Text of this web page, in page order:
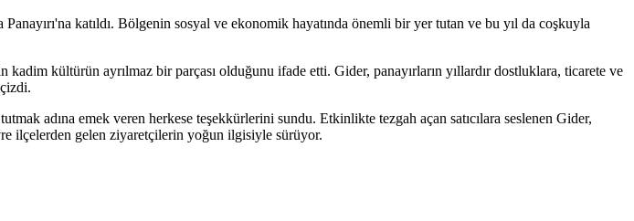
katıldı. Bölgenin sosyal ve ekonomik hayatında önemli bir yer tutan ve bu yıl da coşkuyla
kültürün ayrılmaz bir parçası olduğunu ifade etti. Gider, panayırların yıllardır dostluklara, ticarete ve
adına emek veren herkese teşekkürlerini sundu. Etkinlikte tezgah açan satıcılara seslenen Gider,
ilçelerden gelen ziyaretçilerin yoğun ilgisiyle sürüyor.